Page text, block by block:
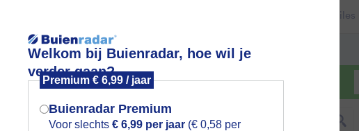
Welkom bij Buienradar, hoe wil je
verder gaan?
Premium € 6,99 / jaar
Buienradar Premium
Voor slechts € 6,99 per jaar (€ 0,58 per
Files
Lees meer.
Foto en video Weerzine
Zoeken in foto & video: